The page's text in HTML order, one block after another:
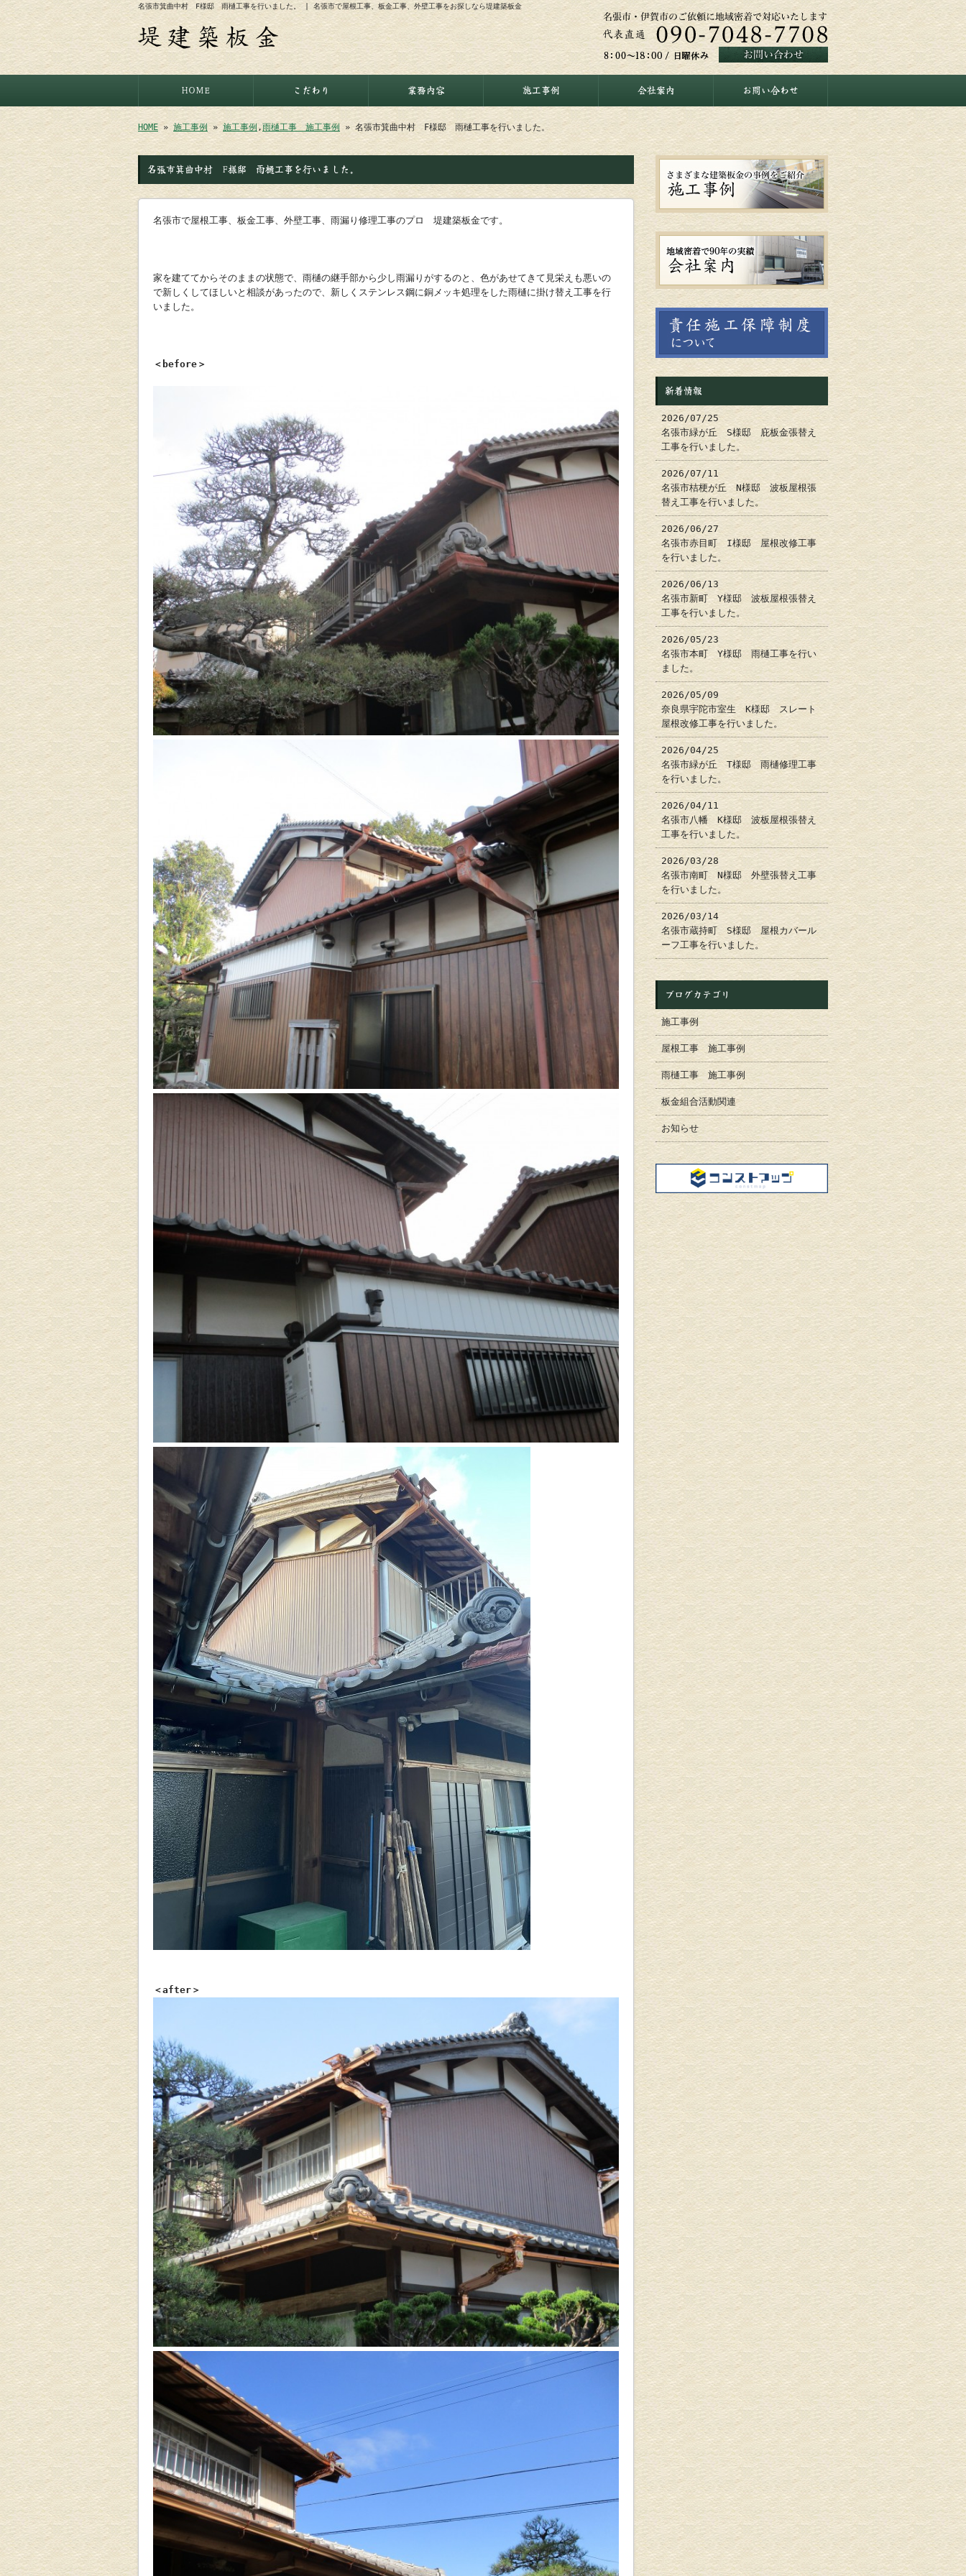
名張市箕曲中村 F様邸 雨樋工事を行いました。 | 名張市で屋根工事、板金工事、外壁工事をお探しなら堤建築板金
HOME こだわり 業務内容 施工事例 会社案内 お問い合わせ
HOME » 施工事例 »施工事例 ,雨樋工事 施工事例 » 名張市箕曲中村 F様邸 雨樋工事を行いました。
名張市箕曲中村 F様邸 雨樋工事を行いました。
名張市で屋根工事、板金工事、外壁工事、雨漏り修理工事のプロ 堤建築板金です。
家を建ててからそのままの状態で、雨樋の継手部から少し雨漏りがするのと、色があせてきて見栄えも悪いの
で新しくしてほしいと相談があったので、新しくステンレス鋼に銅メッキ処理をした雨樋に掛け替え工事を行
いました。
＜before＞
＜after＞
新着情報
2026/07/25
名張市緑が丘 S様邸 庇板金張替え
工事を行いました。
2026/07/11
名張市桔梗が丘 N様邸 波板屋根張
替え工事を行いました。
2026/06/27
名張市赤目町 I様邸 屋根改修工事
を行いました。
2026/06/13
名張市新町 Y様邸 波板屋根張替え
工事を行いました。
2026/05/23
名張市本町 Y様邸 雨樋工事を行い
ました。
2026/05/09
奈良県宇陀市室生 K様邸 スレート
屋根改修工事を行いました。
2026/04/25
名張市緑が丘 T様邸 雨樋修理工事
を行いました。
2026/04/11
名張市八幡 K様邸 波板屋根張替え
工事を行いました。
2026/03/28
名張市南町 N様邸 外壁張替え工事
を行いました。
2026/03/14
名張市蔵持町 S様邸 屋根カバール
ーフ工事を行いました。
ブログカテゴリ
施工事例
屋根工事 施工事例
雨樋工事 施工事例
板金組合活動関連
お知らせ